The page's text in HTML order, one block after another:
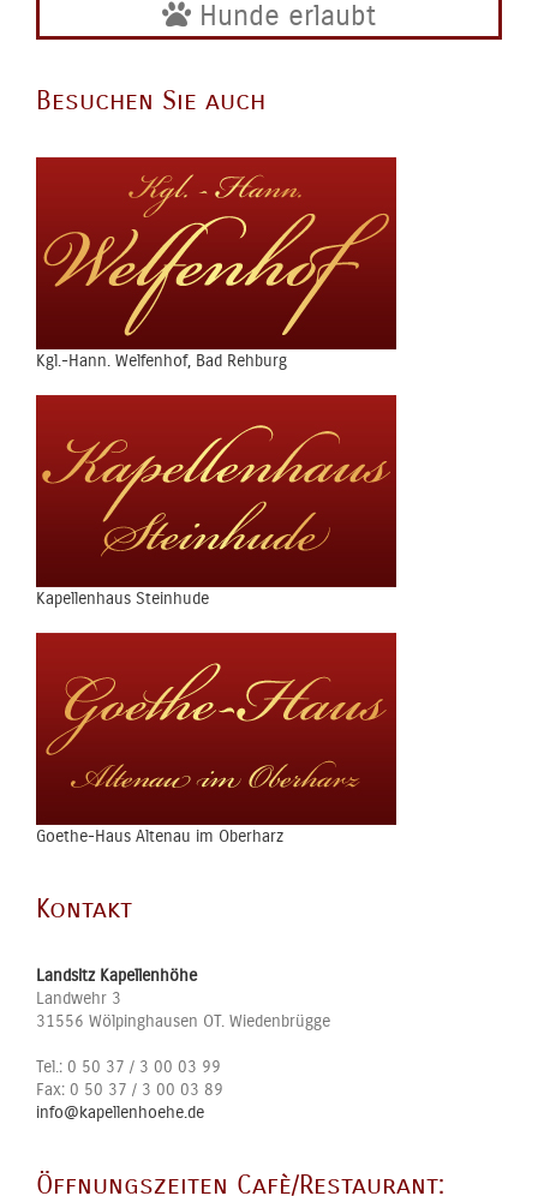
Hunde erlaubt
Besuchen Sie auch
Kgl.-Hann. Welfenhof, Bad Rehburg
Kapellenhaus Steinhude
Goethe-Haus Altenau im Oberharz
Kontakt
Landsitz Kapellenhöhe
Landwehr 3
31556 Wölpinghausen OT. Wiedenbrügge
Tel.: 0 50 37 / 3 00 03 99
Fax: 0 50 37 / 3 00 03 89
info@kapellenhoehe.de
Öffnungszeiten Cafè/Restaurant: